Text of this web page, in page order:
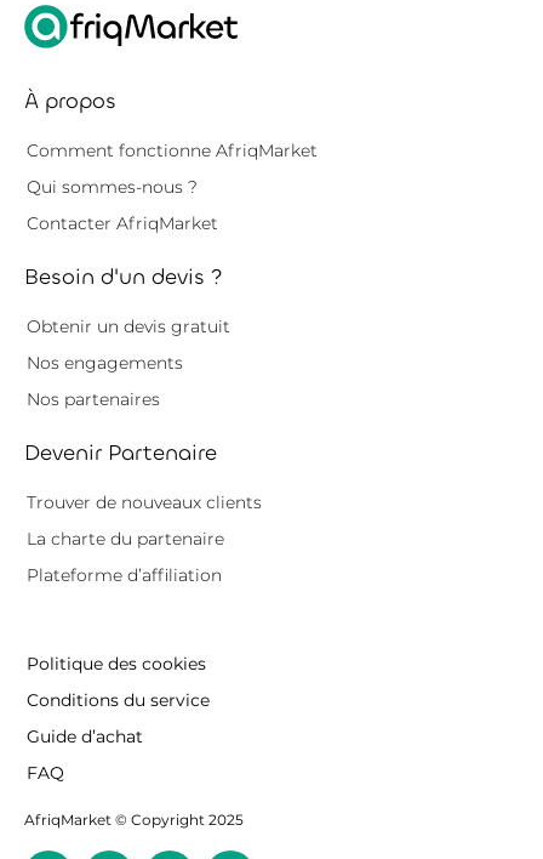
À propos
Comment fonctionne AfriqMarket
Qui sommes-nous ?
Contacter AfriqMarket
Besoin d'un devis ?
Obtenir un devis gratuit
Nos engagements
Nos partenaires
Devenir Partenaire
Trouver de nouveaux clients
La charte du partenaire
Plateforme d’affiliation
Politique des cookies
Conditions du service
Guide d’achat
FAQ
AfriqMarket © Copyright 2025